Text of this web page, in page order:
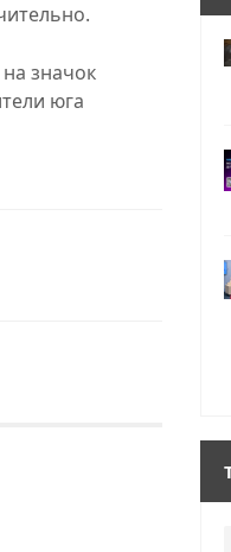
значок
юга